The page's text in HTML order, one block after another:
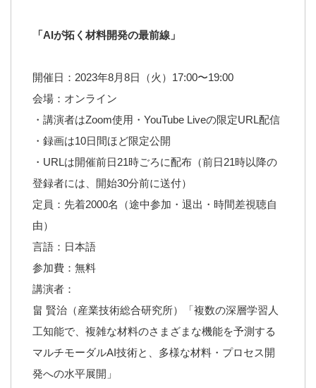
「AIが拓く材料開発の最前線」
開催日：2023年8月8日（火）17:00〜19:00
会場：オンライン
・講演者はZoom使用・YouTube Liveの限定URL配信
・録画は10日間ほど限定公開
・URLは開催前日21時ごろに配布（前日21時以降の
登録者には、開始30分前に送付）
定員：先着2000名（途中参加・退出・時間差視聴自
由）
言語：日本語
参加費：無料
講演者：
畠 賢治（産業技術総合研究所）「複数の深層学習人
工知能で、複雑な材料のさまざまな機能を予測する
マルチモーダルAI技術と、多様な材料・プロセス開
発への水平展開」